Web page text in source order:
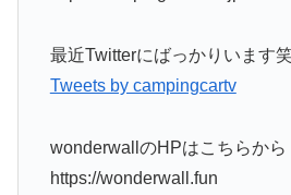
最近Twitterにばっかりいます
Tweets by campingcartv
wonderwallのHPはこちらか
https://wonderwall.fun